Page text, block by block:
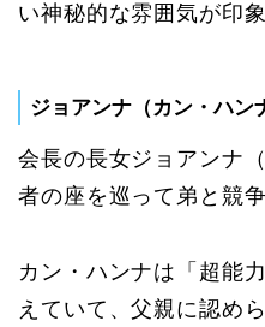
い神秘的な雰囲気が印象
ジョアンナ（カン・ハン
会長の長女ジョアンナ
者の座を巡って弟と競争
カン・ハンナは「超能
えていて、父親に認め